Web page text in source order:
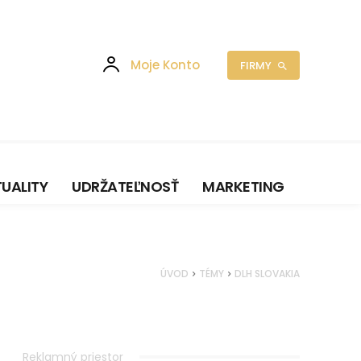
Moje Konto FIRMY
UDRŽATEĽNOSŤ MARKETING
ÚVOD TÉMY DLH SLOVAKIA
Reklamný priestor